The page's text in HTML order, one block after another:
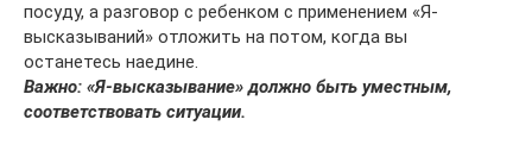
посуду, а разговор с ребенком с применением «Я-
высказываний» отложить на потом, когда вы
останетесь наедине.
Важно: «Я-высказывание» должно быть уместным,
соответствовать ситуации.